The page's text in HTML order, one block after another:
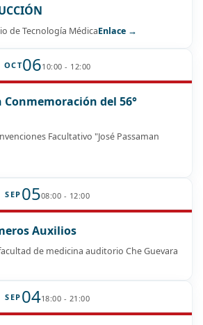
de Tecnología MédicaEnlace →
OCT0610:00 - 12:00
del 56°
Facultativo "José Passaman
SEP 0508:00 - 12:00
Auxilios
de medicina auditorio Che Guevara
SEP 0418:00 - 21:00